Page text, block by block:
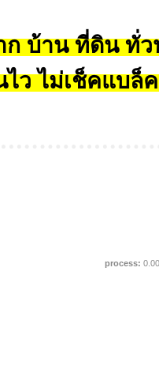
บ้าน ที่ดิน ทั่ว
ไว ไม่เช็คแบล็
process: